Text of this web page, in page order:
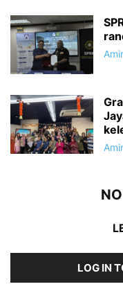
LOG IN